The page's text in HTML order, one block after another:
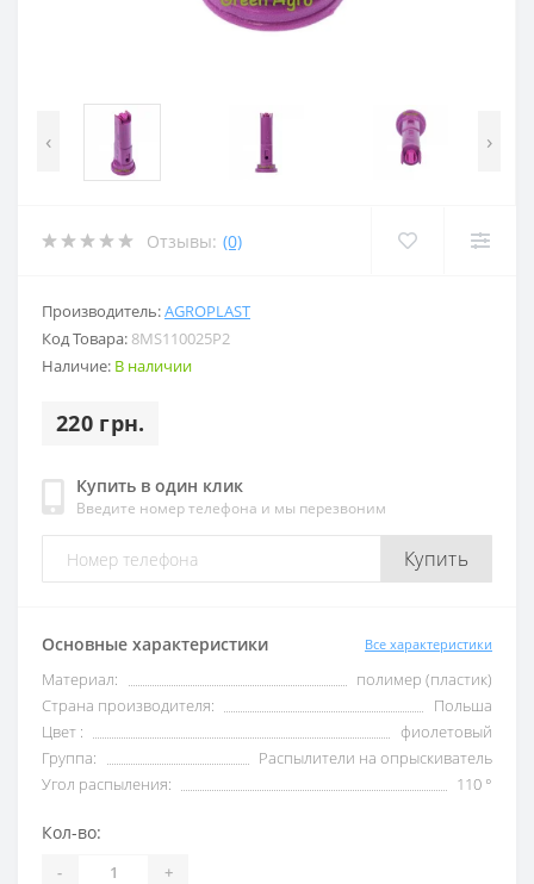
‹ ›
Отзывы: (0)
Производитель:AGROPLAST
Код Товара: 8MS110025P2
Наличие: В наличии
220 грн.
Купить в один клик
Введите номер телефона и мы перезвоним
Купить
Основные характеристики Все характеристики
Материал:
полимер (пластик)
Страна производителя:
Польша
Цвет :
фиолетовый
Группа:
Распылители на опрыскиватель
Угол распыления:
110 °
Кол-во:
- +